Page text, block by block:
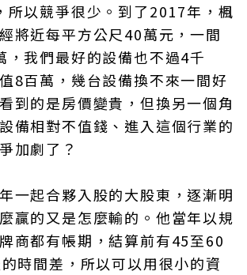
所以競爭很少。到了2017年，楓
將近每平方公尺40萬元，一間
，我們最好的設備也不過4千
8百萬，幾台設備換不來一間好
到的是房價變貴，但換另一個角
備相對不值錢、進入這個行業的
加劇了？
一起合夥入股的大股東，逐漸明
贏的又是怎麼輸的。他當年以規
商都有帳期，結算前有45至60
時間差，所以可以用很小的資